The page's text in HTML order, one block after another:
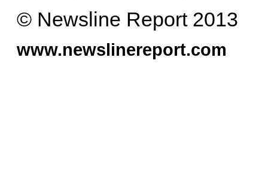
© Newsline Report 2013
www.newslinereport.com